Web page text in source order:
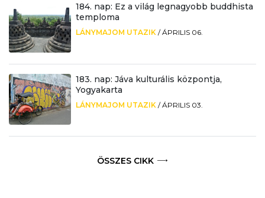
184. nap: Ez a világ legnagyobb buddhista
temploma
LÁNYMAJOM UTAZIK /ÁPRILIS 06.
183. nap: Jáva kulturális központja,
Yogyakarta
LÁNYMAJOM UTAZIK /ÁPRILIS 03.
ÖSSZES CIKK